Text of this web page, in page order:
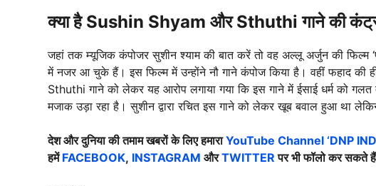
क्या है Sushin Shyam और Sthuthi गाने की
जहां तक म्यूजिक कंपोजर सुशीन श्याम की बात करें तो वह अल्लू अर्जुन की फिल्म
में नजर आ चुके हैं। इस फिल्म में उन्होंने नौ गाने कंपोज किया है। वहीं फहाद
Sthuthi गाने को लेकर यह आरोप लगाया गया कि इस गाने में ईसाई धर्म को गलत
मजाक उड़ा रहा है। सुशीन द्वारा रचित इस गाने को लेकर खूब बवाल हुआ था लेकिन
देश और दुनिया की तमाम खबरों के लिए हमाराYouTube Channel ‘DNP
हमेंFACEBOOK, INSTAGRAM औरTWITTER पर भी फॉलो कर सकते